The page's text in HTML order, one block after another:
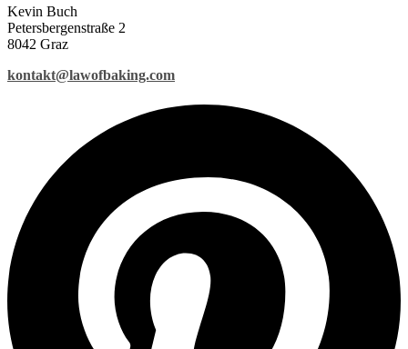
Kevin Buch
Petersbergenstraße 2
8042 Graz
kontakt@lawofbaking.com